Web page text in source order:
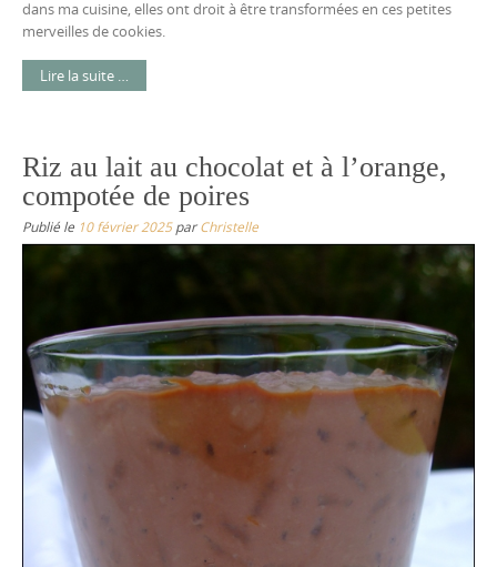
dans ma cuisine, elles ont droit à être transformées en ces petites
merveilles de cookies.
Lire la suite …
Riz au lait au chocolat et à l’orange,
compotée de poires
Publié le 10 février 2025parChristelle